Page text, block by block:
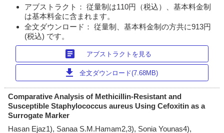
アブストラクト： 従量制は110円（税込）、基本料金制
は基本料金に含まれます。
全文ダウンロード： 従量制、基本料金制の方共に913円
(税込) です。
article アブストラクトを見る
download 全文ダウンロード(7.68MB)
Comparative Analysis of Methicillin-Resistant and
Susceptible Staphylococcus aureus Using Cefoxitin as a
Surrogate Marker
Hasan Ejaz1), Sanaa S.M.Hamam2,3), Sonia Younas4),